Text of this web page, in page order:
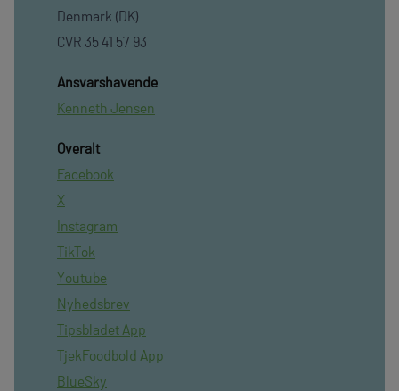
Denmark (DK)
CVR 35 41 57 93
Ansvarshavende
Kenneth Jensen
Overalt
Facebook
X
Instagram
TikTok
Youtube
Nyhedsbrev
Tipsbladet App
TjekFoodbold App
BlueSky